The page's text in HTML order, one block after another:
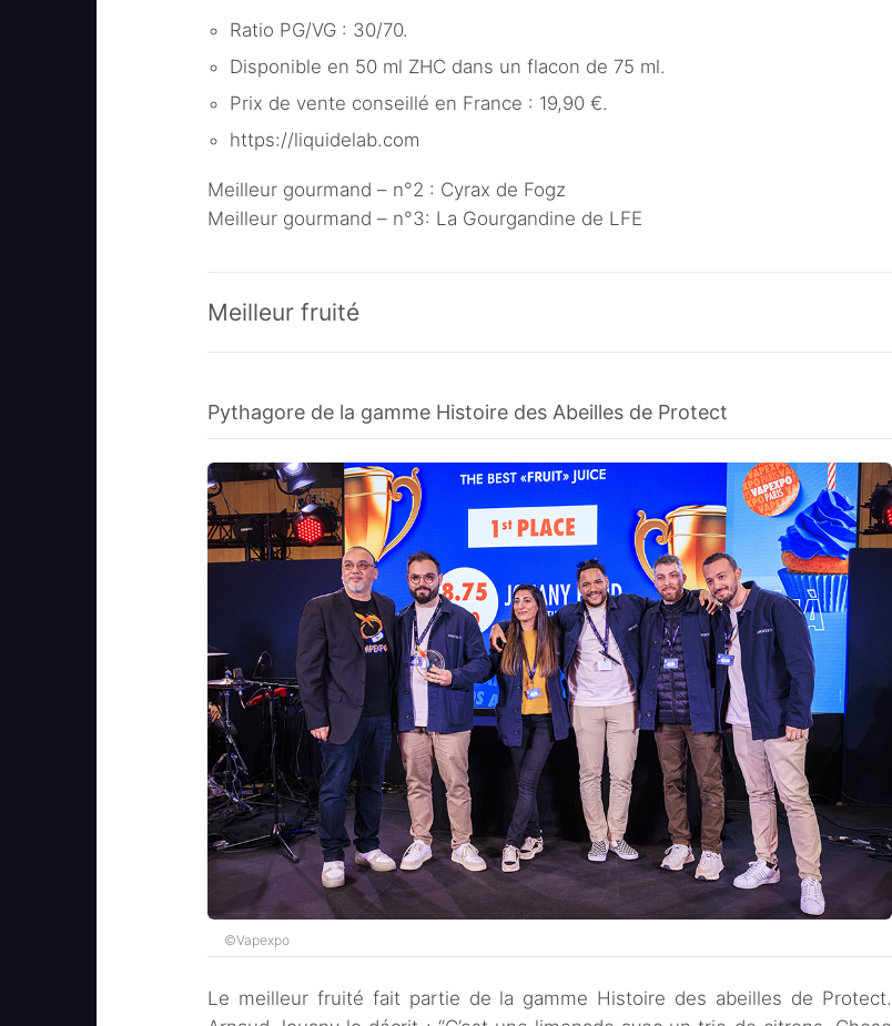
Ratio PG/VG : 30/70.
Disponible en 50 ml ZHC dans un flacon de 75 ml.
Prix de vente conseillé en France : 19,90 €.
https://liquidelab.com
Meilleur gourmand – n°2 : Cyrax de Fogz
Meilleur gourmand – n°3: La Gourgandine de LFE
Meilleur fruité
Pythagore de la gamme Histoire des Abeilles de Protect
©Vapexpo
Le meilleur fruité fait partie de la gamme Histoire des abeilles de Protect.